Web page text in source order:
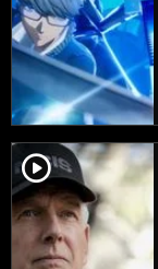
player2